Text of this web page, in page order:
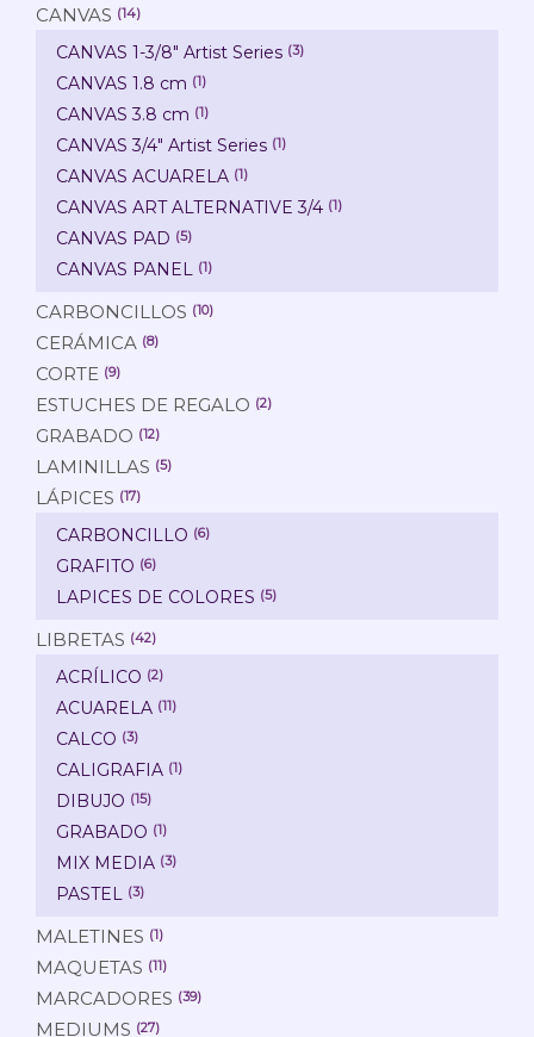
CANVAS (14)
CANVAS 1-3/8" Artist Series (3)
CANVAS 1.8 cm (1)
CANVAS 3.8 cm (1)
CANVAS 3/4" Artist Series (1)
CANVAS ACUARELA (1)
CANVAS ART ALTERNATIVE 3/4 (1)
CANVAS PAD (5)
CANVAS PANEL (1)
CARBONCILLOS (10)
CERÁMICA (8)
CORTE (9)
ESTUCHES DE REGALO (2)
GRABADO (12)
LAMINILLAS (5)
LÁPICES (17)
CARBONCILLO (6)
GRAFITO (6)
LAPICES DE COLORES (5)
LIBRETAS (42)
ACRÍLICO (2)
ACUARELA (11)
CALCO (3)
CALIGRAFIA (1)
DIBUJO (15)
GRABADO (1)
MIX MEDIA (3)
PASTEL (3)
MALETINES (1)
MAQUETAS (11)
MARCADORES (39)
MEDIUMS (27)